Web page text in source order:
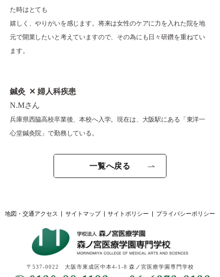
た時はとても
嬉しく、やりがいを感じます。将来は女性のケアに力を入れた院を地
元で開業したいと考えていますので、その為にも日々研鑽を重ねてい
ます。
鍼灸 ✕ 婦人科疾患
N.Mさん
兵庫県西脇高校卒業後、本校へ入学。現在は、大阪駅にある「東洋一
心堂鍼灸院」で勤務している。
一覧へ戻る
地図・交通アクセス サイトマップ サイトポリシー プライバシーポリシー
〒537-0022 大阪市東成区中本4-1-8 森ノ宮医療学園専門学校